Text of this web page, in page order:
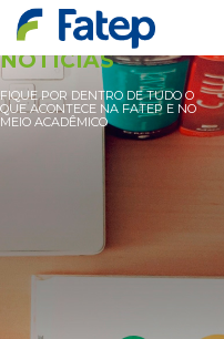
NOTÍCIAS
FIQUE POR DENTRO DE TUDO O
QUE ACONTECE NA FATEP E NO
MEIO ACADÊMICO